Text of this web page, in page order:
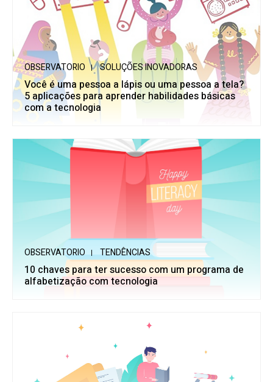
OBSERVATORIO SOLUÇÕES INOVADORAS
Você é uma pessoa a lápis ou uma pessoa a tela?
5 aplicações para aprender habilidades básicas
com a tecnologia
OBSERVATORIO TENDÊNCIAS
10 chaves para ter sucesso com um programa de
alfabetização com tecnologia